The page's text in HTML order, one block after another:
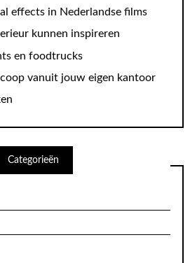
effects in Nederlandse films
kunnen inspireren
en foodtrucks
vanuit jouw eigen kantoor
Categorieën